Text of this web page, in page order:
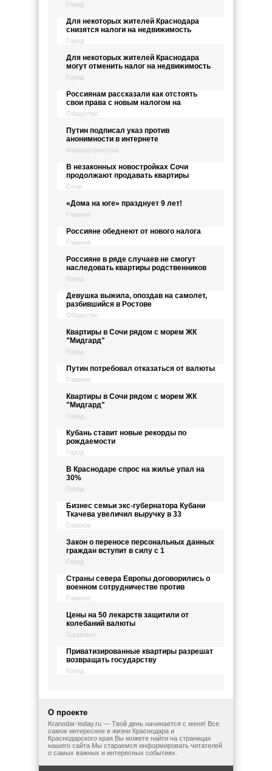
Город
Для некоторых жителей Краснодара
снизятся налоги на недвижимость
Город
Для некоторых жителей Краснодара
могут отменить налог на недвижимость
Город
Россиянам рассказали как отстоять
свои права с новым налогом на
Общество
Путин подписал указ против
анонимности в интернете
Инфраструктура
В незаконных новостройках Сочи
продолжают продавать квартиры
Сочи
«Дома на юге» празднует 9 лет!
Главное
Россияне обеднеют от нового налога
Главное
Россияне в ряде случаев не смогут
наследовать квартиры родственников
Город
Девушка выжила, опоздав на самолет,
разбившийся в Ростове
Общество
Квартиры в Сочи рядом с морем ЖК
"Мидгард"
Город
Путин потребовал отказаться от валюты
Главное
Квартиры в Сочи рядом с морем ЖК
"Мидгард"
Город
Кубань ставит новые рекорды по
рождаемости
Город
В Краснодаре спрос на жилье упал на
30%
Город
Бизнес семьи экс-губернатора Кубани
Ткачева увеличил выручку в 33
Главное
Закон о переносе персональных данных
граждан вступит в силу с 1
Город
Страны севера Европы договорились о
военном сотрудничестве против
Главное
Цены на 50 лекарств защитили от
колебаний валюты
Здоровье
Приватизированные квартиры разрешат
возвращать государству
Город
О проекте
Kranodar-today.ru — Твой день начинается с меня! Все
самое интересное в жизни Краснодара и
Краснодарского края Вы можете найти на страницах
нашего сайта Мы стараемся информировать читателей
о самых важных и интересных событиях.